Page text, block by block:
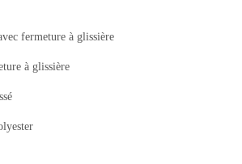
fermeture à glissière
à glissière